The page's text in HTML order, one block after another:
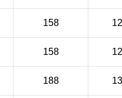
158
158
188